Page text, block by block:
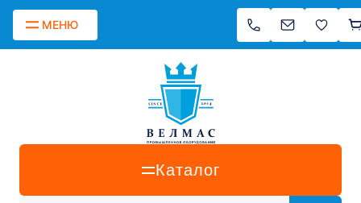
МЕНЮ
Каталог